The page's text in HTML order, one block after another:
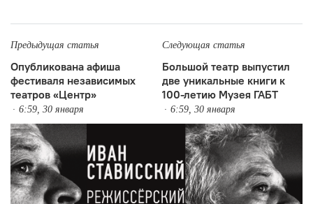
Предыдущая статья
Опубликована афиша
фестиваля независимых
театров «Центр»
6:59, 30 января
Следующая статья
Большой театр выпустил
две уникальные книги к
100-летию Музея ГАБТ
6:59, 30 января